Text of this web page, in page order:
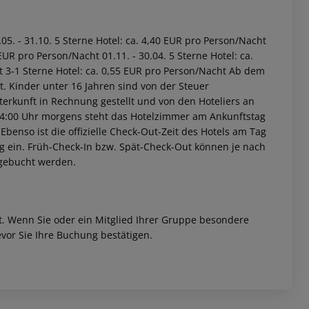
- 31.10. 5 Sterne Hotel: ca. 4,40 EUR pro Person/Nacht
pro Person/Nacht 01.11. - 30.04. 5 Sterne Hotel: ca.
1 Sterne Hotel: ca. 0,55 EUR pro Person/Nacht Ab dem
Kinder unter 16 Jahren sind von der Steuer
in Rechnung gestellt und von den Hoteliers an
Uhr morgens steht das Hotelzimmer am Ankunftstag
ist die offizielle Check-Out-Zeit des Hotels am Tag
Früh-Check-In bzw. Spät-Check-Out können je nach
werden.
Sie oder ein Mitglied Ihrer Gruppe besondere
Sie Ihre Buchung bestätigen.
akzeptieren